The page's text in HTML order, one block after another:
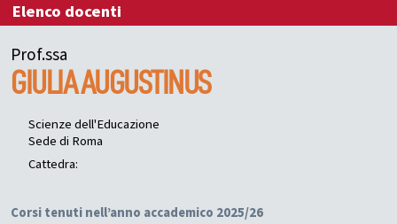
Elenco docenti
Prof.ssa
GIULIAAUGUSTINUS
Scienze dell'Educazione
Sede di Roma
Cattedra:
Corsi tenuti nell’anno accademico 2025/26